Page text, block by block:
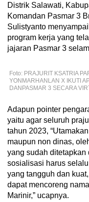
Distrik Salawati,
Komandan Pasmar 3
Sulistyanto
program kerja yang
jajaran Pasmar 3
Foto: PRAJURIT KSATRIA
YONMARHANLAN X IKUTI
DANPASMAR 3 SECARA
Adapun pointer
yaitu agar seluruh
tahun 2023,
maupun non dinas,
yang sudah ditetapkan
sosialisasi harus
yang tangguh dan
dapat mencoreng
Marinir,” ucapnya.